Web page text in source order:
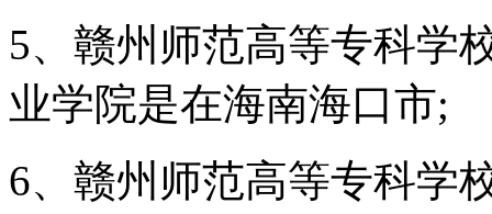
5、赣州师范高等专科学
业学院是在海南海口市;
6、赣州师范高等专科学